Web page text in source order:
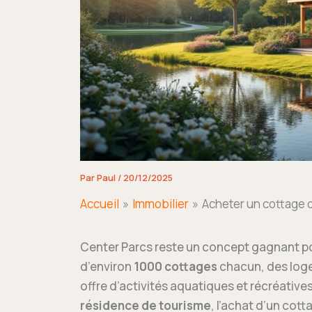
ParPaul / 20/12/2025
Accueil Immobilier Acheter un cottage
Center Parcs reste un concept gagnant
d’environ 1000 cottages chacun, des
offre d’activités aquatiques et
résidence de tourisme, l’achat d’un